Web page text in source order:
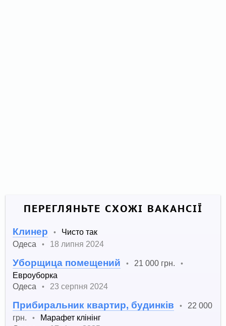
ПЕРЕГЛЯНЬТЕ СХОЖІ ВАКАНСІЇ
Клинер •
Чисто так
Одеса
• 18 липня 2024
Уборщица помещений • 21 000 грн. •
Евроуборка
Одеса
• 23 серпня 2024
Прибиральник квартир, будинків •
22 000
грн.
•
Марафет клінінг